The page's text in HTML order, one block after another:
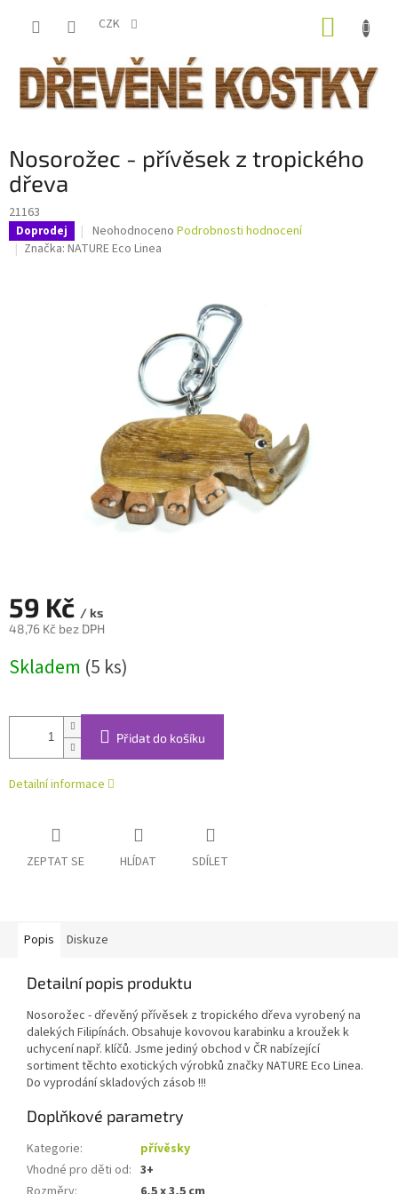
CZK
Nosorožec - přívěsek z tropického
dřeva
21163
Doprodej
Průměrné
hodnocení
hvězdiček.
Neohodnoceno Podrobnosti hodnocení
Značka: NATURE Eco Linea
59 Kč / ks
48,76 Kč bez DPH
cena:
Skladem (5 ks)
Přidat do košíku
Detailní informace
ZEPTAT SE HLÍDAT SDÍLET
Popis Diskuze
Detailní popis produktu
Nosorožec - dřevěný přívěsek z tropického dřeva vyrobený na
dalekých Filipínách. Obsahuje kovovou karabinku a kroužek k
uchycení např. klíčů. Jsme jediný obchod v ČR nabízející
sortiment těchto exotických výrobků značky NATURE Eco Linea.
Do vyprodání skladových zásob !!!
Doplňkové parametry
Kategorie:
přívěsky
Vhodné pro děti od: 3+